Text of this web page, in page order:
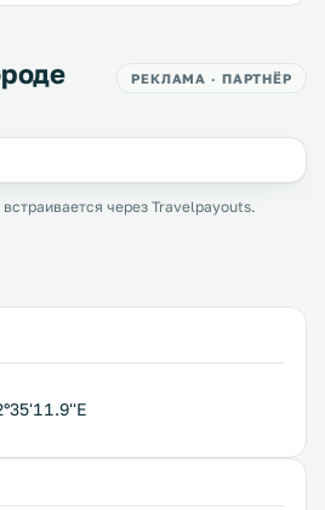
РЕКЛАМА · ПАРТНЁР
через Travelpayouts.